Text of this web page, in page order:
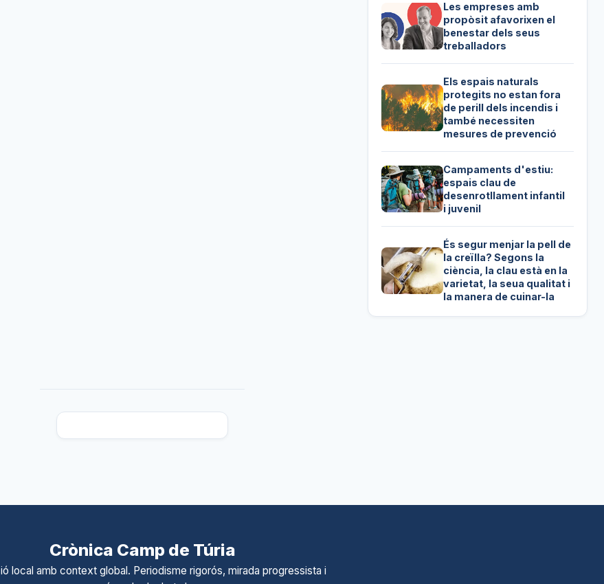
Les empreses amb
propòsit afavorixen el
benestar dels seus
treballadors
Els espais naturals
protegits no estan fora
de perill dels incendis i
també necessiten
mesures de prevenció
Campaments d'estiu:
espais clau de
desenrotllament infantil
i juvenil
És segur menjar la pell de
la creïlla? Segons la
ciència, la clau està en la
varietat, la seua qualitat i
la manera de cuinar-la
Crònica Camp de Túria
local amb context global. Periodisme rigorós, mirada progressista i